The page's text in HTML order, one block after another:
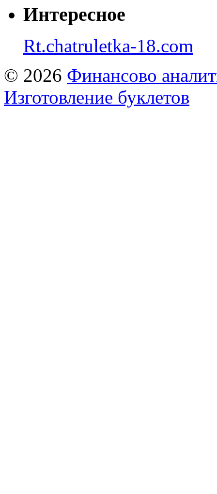
Интересное
Rt.chatruletka-18.com
© 2026 Финансово
Изготовление буклетов